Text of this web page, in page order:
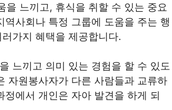
을 느끼고, 휴식을 취할 수 있는 중요
사회나 특정 그룹에 도움을 주는 행
가지 혜택을 제공합니다.
느끼고 의미 있는 경험을 할 수 있도
자원봉사자가 다른 사람들과 교류하
에서 개인은 자아 발견을 하게 되